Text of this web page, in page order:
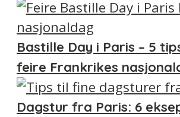
Bastille Day i Paris – 5
feire Frankrikes
Dagstur fra Paris: 6